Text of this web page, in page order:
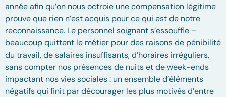
année afin qu’on nous octroie une compensation légitime
prouve que rien n’est acquis pour ce qui est de notre
reconnaissance. Le personnel soignant s’essouffle –
beaucoup quittent le métier pour des raisons de pénibilité
du travail, de salaires insuffisants, d’horaires irréguliers,
sans compter nos présences de nuits et de week-ends
impactant nos vies sociales : un ensemble d’éléments
négatifs qui finit par décourager les plus motivés d’entre